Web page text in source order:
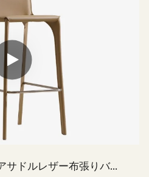
サドルレザー布張りバー